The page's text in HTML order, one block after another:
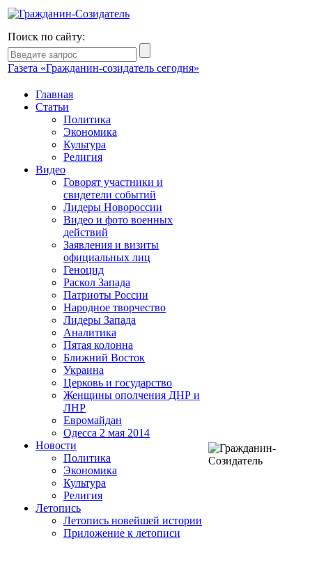
Поиск по сайту:
Газета «Гражданин-созидатель сегодня»
Главная
Статьи
Политика
Экономика
Культура
Религия
Видео
Говорят участники и
свидетели событий
Лидеры Новороссии
Видео и фото военных
действий
Заявления и визиты
официальных лиц
Геноцид
Раскол Запада
Патриоты России
Народное творчество
Лидеры Запада
Аналитика
Пятая колонна
Ближний Восток
Украина
Церковь и государство
Женщины ополчения ДНР и
ЛНР
Евромайдан
Одесса 2 мая 2014
Новости
Политика
Экономика
Культура
Религия
Летопись
Летопись новейшей истории
Приложение к летописи